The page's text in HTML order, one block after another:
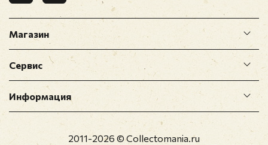
Магазин
Сервис
Информация
2011-2026 © Collectomania.ru